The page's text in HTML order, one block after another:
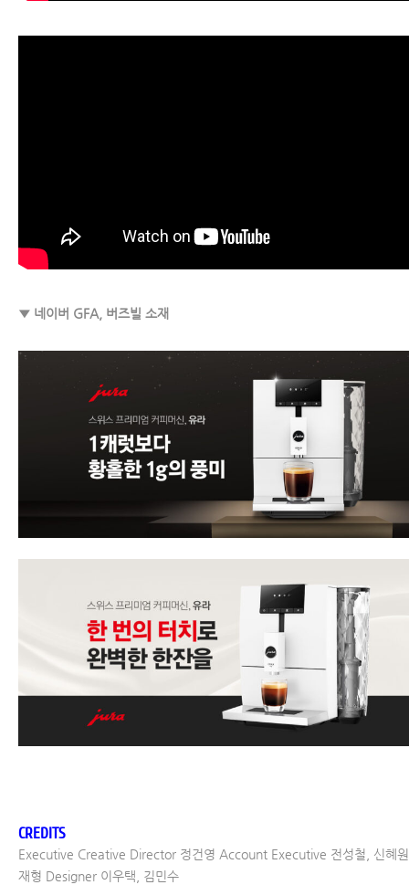
▼ 네이버 GFA, 버즈빌 소재
CREDITS
Executive Creative Director 정건영 Account Executive 전성철, 신혜
재형 Designer 이우택, 김민수